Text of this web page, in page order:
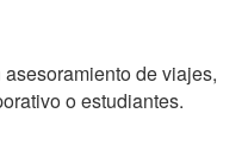
de viajes,
o estudiantes.